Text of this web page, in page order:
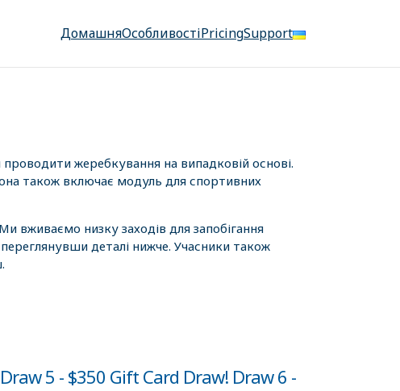
ДомашняОсобливостіPricingSupport
жеребкування на випадковій основі.
також включає модуль для спортивних
вживаємо низку заходів для запобігання
деталі нижче. Учасники також
5 - $350 Gift Card Draw! Draw 6 -